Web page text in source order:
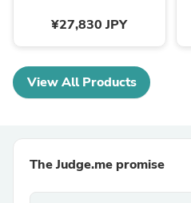
¥27,830 JPY
View All Products
The Judge.me promise